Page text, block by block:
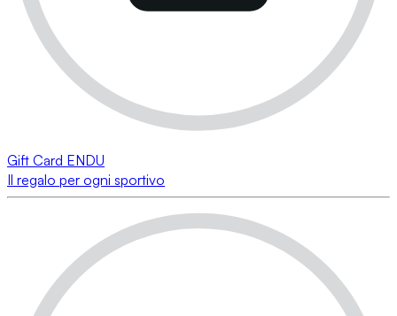
Gift Card ENDU
Il regalo per ogni sportivo